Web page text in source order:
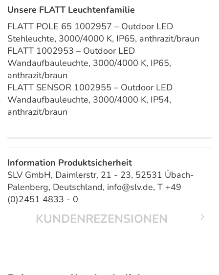
Unsere FLATT Leuchtenfamilie
FLATT POLE 65 1002957 – Outdoor LED
Stehleuchte, 3000/4000 K, IP65, anthrazit/braun
FLATT 1002953 – Outdoor LED
Wandaufbauleuchte, 3000/4000 K, IP65,
anthrazit/braun
FLATT SENSOR 1002955 – Outdoor LED
Wandaufbauleuchte, 3000/4000 K, IP54,
anthrazit/braun
Information Produktsicherheit
SLV GmbH, Daimlerstr. 21 - 23, 52531 Übach-
Palenberg, Deutschland, info@slv.de, T +49
(0)2451 4833 - 0
KUNDENREZENSIONEN